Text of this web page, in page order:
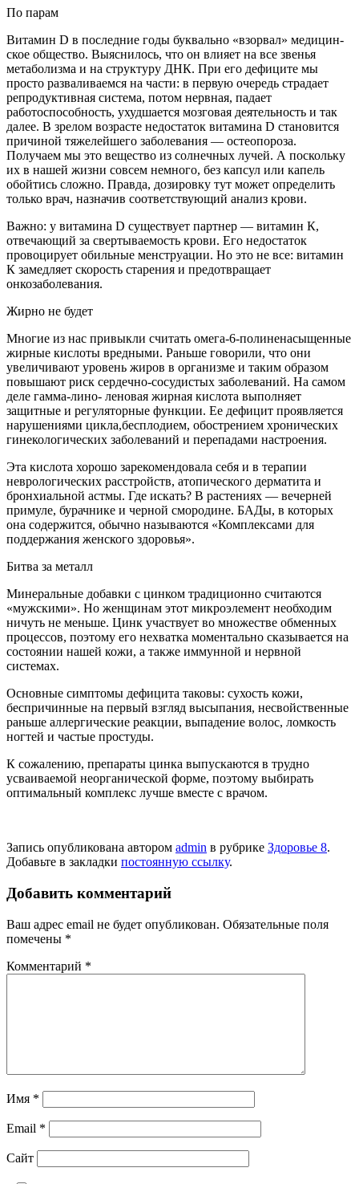
По парам
Витамин D в последние годы буквально «взорвал» медицин­
ское общество. Выяснилось, что он влияет на все звенья
метабо­лизма и на структуру ДНК. При его дефиците мы
просто раз­валиваемся на части: в первую очередь страдает
репродуктив­ная система, потом нервная, па­дает
работоспособность, ухуд­шается мозговая деятельность и так
далее. В зрелом возрасте недостаток витамина D стано­вится
причиной тяжелейшего заболевания — остеопороза.
Получаем мы это вещество из солнечных лучей. А поскольку
их в нашей жизни совсем не­много, без капсул или капель
обойтись сложно. Правда, дозировку тут может определить
только врач, назначив соответ­ствующий анализ крови.
Важно: у витамина D существует партнер — витамин К,
отвечаю­щий за свертываемость крови. Его недостаток
провоцирует обильные менструации. Но это не все: витамин
К замедляет скорость старения и предотвра­щает
онкозаболевания.
Жирно не будет
Многие из нас привыкли считать омега-6-полиненасыщенные
жир­ные кислоты вредными. Раньше говорили, что они
увеличивают уровень жиров в организме и таким образом
повышают риск сердечно-сосудистых заболева­ний. На самом
деле гамма-лино- леновая жирная кислота выпол­няет
защитные и регуляторные функции. Ее дефицит проявляется
нарушениями цикла,бесплодием, обострением хронических
гине­кологических заболеваний и пе­репадами настроения.
Эта кислота хорошо зарекомендо­вала себя и в терапии
неврологи­ческих расстройств, атопического дерматита и
бронхиальной астмы. Где искать? В растениях — вечер­ней
примуле, бурачнике и черной смородине. БАДы, в которых
она содержится, обычно называются «Комплексами для
поддержания женского здоровья».
Битва за металл
Минеральные добавки с цин­ком традиционно считаются
«мужскими». Но женщинам этот микроэлемент необхо­дим
ничуть не меньше. Цинк участвует во множестве об­менных
процессов, поэтому его нехватка моментально сказывается на
состоянии на­шей кожи, а также иммунной и нервной
системах.
Основные симптомы дефи­цита таковы: сухость кожи,
беспричинные на первый взгляд высыпания, несвойст­венные
раньше аллергиче­ские реакции, выпадение во­лос, ломкость
ногтей и частые простуды.
К сожалению, препараты цинка выпускаются в трудно
усваива­емой неорганической форме, поэтому выбирать
оптималь­ный комплекс лучше вместе с врачом.
Запись опубликована автором admin в рубрике Здоровье 8.
Добавьте в закладки постоянную ссылку.
Добавить комментарий
Ваш адрес email не будет опубликован. Обязательные поля
помечены *
Комментарий *
Имя *
Email *
Сайт